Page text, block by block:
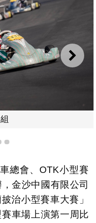
下一
7
總會、OTK小型賽
金沙中國有限公司
治小型賽車大賽」
車場上演第一周比